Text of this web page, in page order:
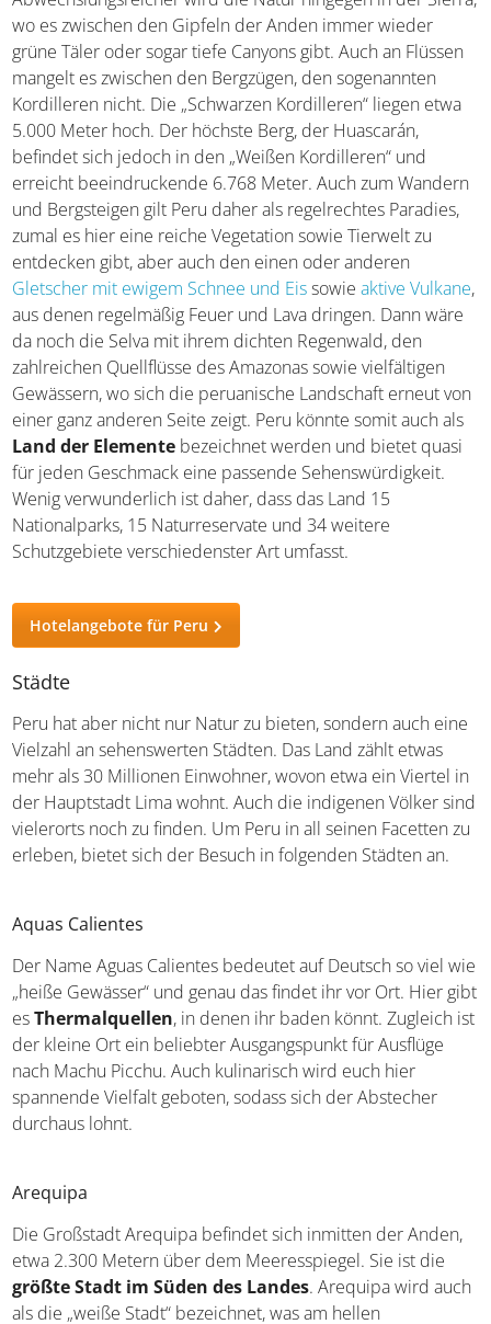
Abwechslungsreicher wird die Natur hingegen in der
Sierra, wo es zwischen den Gipfeln der Anden immer
wieder grüne Täler oder sogar tiefe Canyons gibt. Auch an
Flüssen mangelt es zwischen den Bergzügen, den
sogenannten Kordilleren nicht. Die „Schwarzen
Kordilleren“ liegen etwa 5.000 Meter hoch. Der höchste
Berg, der Huascarán, befindet sich jedoch in den „Weißen
Kordilleren“ und erreicht beeindruckende 6.768 Meter.
Auch zum Wandern und Bergsteigen gilt Peru daher als
regelrechtes Paradies, zumal es hier eine reiche
Vegetation sowie Tierwelt zu entdecken gibt, aber auch
den einen oder anderen
Gletscher mit ewigem Schnee
und Eis sowie aktive Vulkane
, aus denen regelmäßig
Feuer und Lava dringen. Dann wäre da noch die Selva mit
ihrem dichten Regenwald, den zahlreichen Quellflüsse
des Amazonas sowie vielfältigen Gewässern, wo sich die
peruanische Landschaft erneut von einer ganz anderen
Seite zeigt. Peru könnte somit auch als Land der
Elemente
bezeichnet werden und bietet quasi für jeden
Geschmack eine passende Sehenswürdigkeit. Wenig
verwunderlich ist daher, dass das Land 15 Nationalparks,
15 Naturreservate und 34 weitere Schutzgebiete
Städte
Peru hat aber nicht nur Natur zu bieten, sondern auch
eine Vielzahl an sehenswerten Städten. Das Land zählt
etwas mehr als 30 Millionen Einwohner, wovon etwa ein
Viertel in der Hauptstadt Lima wohnt. Auch die indigenen
Völker sind vielerorts noch zu finden. Um Peru in all
folgenden Städten an.
Aquas Calientes
Der Name Aguas Calientes bedeutet auf Deutsch so viel
wie „heiße Gewässer“ und genau das findet ihr vor Ort.
Hier gibt es Thermalquellen
, in denen ihr baden könnt.
Zugleich ist der kleine Ort ein beliebter Ausgangspunkt
Abstecher durchaus lohnt.
Arequipa
Die Großstadt Arequipa befindet sich inmitten der